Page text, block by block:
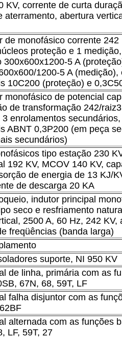
KV, corrente de curta
aterramento, abertura
de monofásico corrente 242
proteção e 1
300x600x1200-5 A
1200-5 A (medição),
10C200 (proteção) e
monofásico de potencial
de transformação 242/
3 enrolamentos
ABNT 0,3P200 (em peça
secundários)
tipo estação 230
192 KV, MCOV 140 KV,
de energia de 13 KJ/
de descarga 20 KA
indutor principal
seco e resfriamento
2500 A, 60 Hz, 242 KV,
freqüências (banda larga)
suporte, NI 950 KV
de linha, primária com as
67N, 68, 59T, LF
falha disjuntor com as
alternada com as funções
LF, 59T, 27